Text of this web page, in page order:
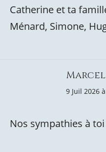
Catherine et ta
Ménard, Simone,
9 Juil 2026
Nos sympathies à